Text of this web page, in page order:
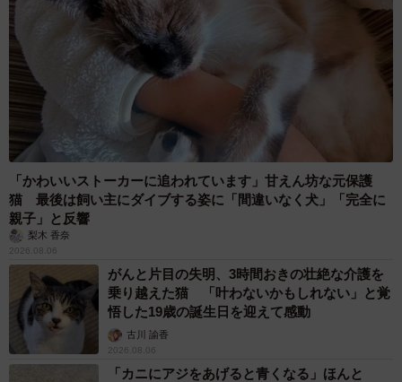
「かわいいストーカーに追われています」甘えん坊な元保護
猫 最後は飼い主にダイブする姿に「間違いなく犬」「完全に
親子」と反響
梨木 香奈
2026.08.06
がんと片目の失明、3時間おきの壮絶な介護を
乗り越えた猫 「叶わないかもしれない」と覚
悟した19歳の誕生日を迎えて感動
古川 諭香
2026.08.06
「カニにアジをあげると青くなる」ほんと